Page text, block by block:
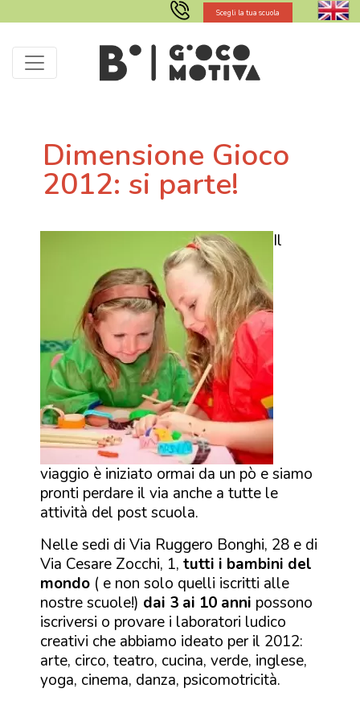
Scegli la tua scuola
Dimensione Gioco
2012: si parte!
Il
viaggio è iniziato ormai da un pò e siamo
pronti perdare il via anche a tutte le
attività del post scuola.
Nelle sedi di Via Ruggero Bonghi, 28 e di
Via Cesare Zocchi, 1, tutti i bambini del
mondo ( e non solo quelli iscritti alle
nostre scuole!) dai 3 ai 10 anni possono
iscriversi o provare i laboratori ludico
creativi che abbiamo ideato per il 2012:
arte, circo, teatro, cucina, verde, inglese,
yoga, cinema, danza, psicomotricità.